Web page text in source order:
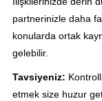
partnerinizle daha
konularda ortak
gelebilir.
Tavsiyeniz:
etmek size huzur